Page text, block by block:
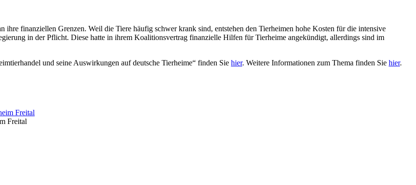
finanziellen Grenzen. Weil die Tiere häufig schwer krank sind, entstehen den Tierheimen hohe Kosten für die intensive
in der Pflicht. Diese hatte in ihrem Koalitionsvertrag finanzielle Hilfen für Tierheime angekündigt, allerdings sind im
und seine Auswirkungen auf deutsche Tierheime“ finden Sie hier. Weitere Informationen zum Thema finden Sie hier.
Freital